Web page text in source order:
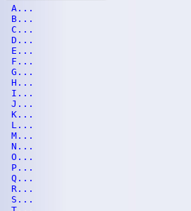
A...
B...
C...
D...
E...
F...
G...
H...
I...
J...
K...
L...
M...
N...
O...
P...
Q...
R...
S...